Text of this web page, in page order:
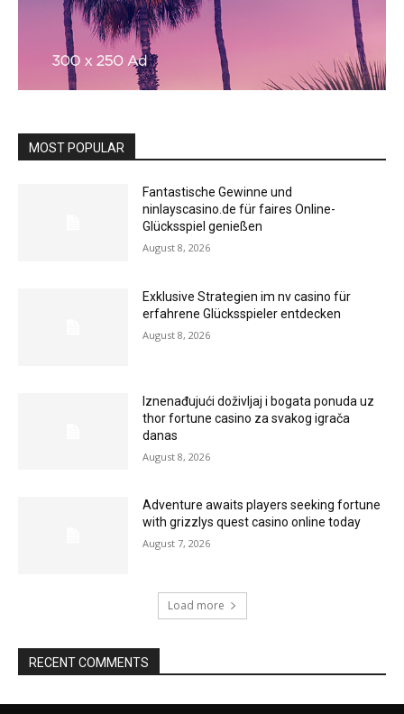
MOST POPULAR
Fantastische Gewinne und
ninlayscasino.de für faires Online-
Glücksspiel genießen
August 8, 2026
Exklusive Strategien im nv casino für
erfahrene Glücksspieler entdecken
August 8, 2026
Iznenađujući doživljaj i bogata ponuda uz
thor fortune casino za svakog igrača
danas
August 8, 2026
Adventure awaits players seeking fortune
with grizzlys quest casino online today
August 7, 2026
Load more
RECENT COMMENTS